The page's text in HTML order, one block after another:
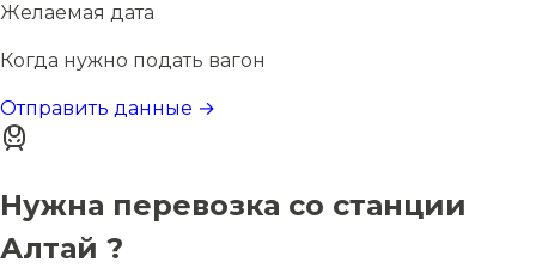
Желаемая дата
Когда нужно подать вагон
Отправить данные →
Нужна перевозка со станции
Алтай ?